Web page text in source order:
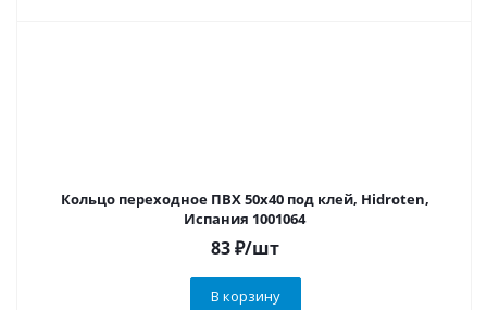
Кольцо переходное ПВХ 50х40 под клей, Hidroten,
Испания 1001064
83₽/шт
В корзину